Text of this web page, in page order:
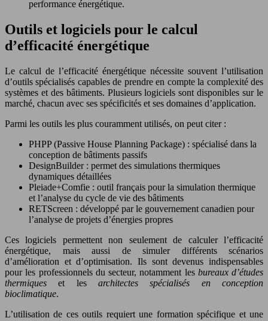
performance énergétique.
Outils et logiciels pour le calcul
d’efficacité énergétique
Le calcul de l’efficacité énergétique nécessite souvent l’utilisation
d’outils spécialisés capables de prendre en compte la complexité des
systèmes et des bâtiments. Plusieurs logiciels sont disponibles sur le
marché, chacun avec ses spécificités et ses domaines d’application.
Parmi les outils les plus couramment utilisés, on peut citer :
PHPP (Passive House Planning Package) : spécialisé dans la
conception de bâtiments passifs
DesignBuilder : permet des simulations thermiques
dynamiques détaillées
Pleiade+Comfie : outil français pour la simulation thermique
et l’analyse du cycle de vie des bâtiments
RETScreen : développé par le gouvernement canadien pour
l’analyse de projets d’énergies propres
Ces logiciels permettent non seulement de calculer l’efficacité
énergétique, mais aussi de simuler différents scénarios
d’amélioration et d’optimisation. Ils sont devenus indispensables
pour les professionnels du secteur, notamment les bureaux d’études
thermiques et les architectes spécialisés en conception
bioclimatique.
L’utilisation de ces outils requiert une formation spécifique et une